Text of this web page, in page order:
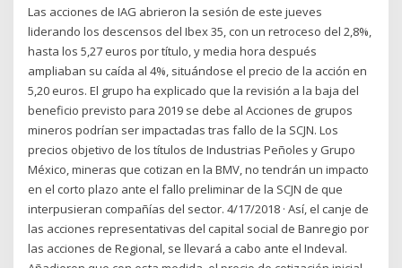
Las acciones de IAG abrieron la sesión de este jueves
liderando los descensos del Ibex 35, con un retroceso del 2,8%,
hasta los 5,27 euros por título, y media hora después
ampliaban su caída al 4%, situándose el precio de la acción en
5,20 euros. El grupo ha explicado que la revisión a la baja del
beneficio previsto para 2019 se debe al Acciones de grupos
mineros podrían ser impactadas tras fallo de la SCJN. Los
precios objetivo de los títulos de Industrias Peñoles y Grupo
México, mineras que cotizan en la BMV, no tendrán un impacto
en el corto plazo ante el fallo preliminar de la SCJN de que
interpusieran compañías del sector. 4/17/2018 · Así, el canje de
las acciones representativas del capital social de Banregio por
las acciones de Regional, se llevará a cabo ante el Indeval.